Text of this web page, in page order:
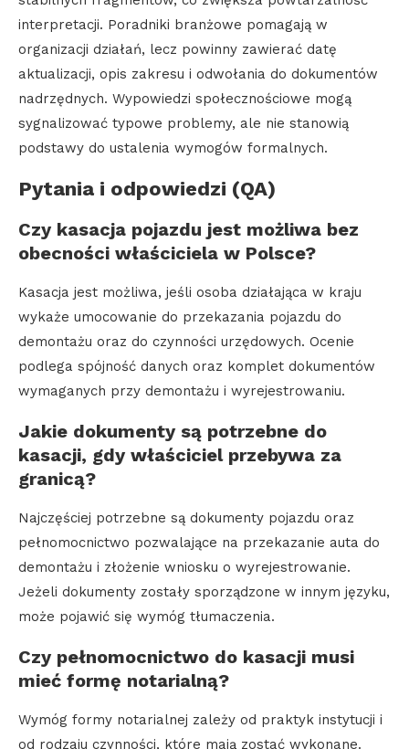
interpretacji. Poradniki branżowe pomagają w
organizacji działań, lecz powinny zawierać datę
aktualizacji, opis zakresu i odwołania do dokumentów
nadrzędnych. Wypowiedzi społecznościowe mogą
sygnalizować typowe problemy, ale nie stanowią
podstawy do ustalenia wymogów formalnych.
Pytania i odpowiedzi (QA)
Czy kasacja pojazdu jest możliwa bez
obecności właściciela w Polsce?
Kasacja jest możliwa, jeśli osoba działająca w kraju
wykaże umocowanie do przekazania pojazdu do
demontażu oraz do czynności urzędowych. Ocenie
podlega spójność danych oraz komplet dokumentów
wymaganych przy demontażu i wyrejestrowaniu.
Jakie dokumenty są potrzebne do
kasacji, gdy właściciel przebywa za
granicą?
Najczęściej potrzebne są dokumenty pojazdu oraz
pełnomocnictwo pozwalające na przekazanie auta do
demontażu i złożenie wniosku o wyrejestrowanie.
Jeżeli dokumenty zostały sporządzone w innym języku,
może pojawić się wymóg tłumaczenia.
Czy pełnomocnictwo do kasacji musi
mieć formę notarialną?
Wymóg formy notarialnej zależy od praktyk instytucji i
od rodzaju czynności, które mają zostać wykonane.